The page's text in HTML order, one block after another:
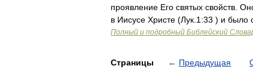
проявление Его святых свойств.
в Иисусе Христе (Лук.1:33 ) и было
Полный и подробный Библейский
Страницы ← Предыдущая